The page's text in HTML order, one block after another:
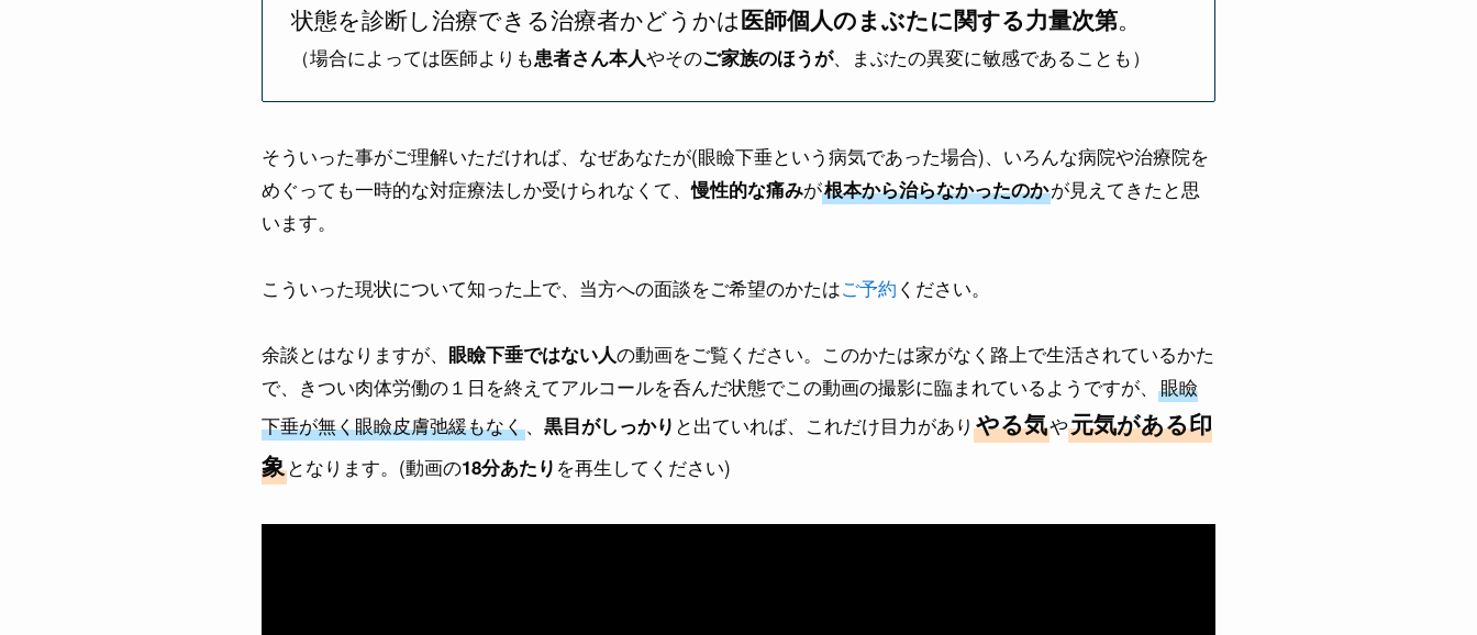
状態を診断し治療できる治療者かどうかは医師個人のまぶたに関する力量次第。
（場合によっては医師よりも患者さん本人やそのご家族のほうが、まぶたの異変に敏感であることも）
そういった事がご理解いただければ、なぜあなたが(眼瞼下垂という病気であった場合)、いろんな病院や治療院を
めぐっても一時的な対症療法しか受けられなくて、慢性的な痛みが根本から治らなかったのかが見えてきたと思
います。
こういった現状について知った上で、当方への面談をご希望のかたはご予約 ください。
余談とはなりますが、 眼瞼下垂ではない人の動画をご覧ください。このかたは家がなく路上で生活されているかた
で、きつい肉体労働の１日を終えてアルコールを呑んだ状態でこの動画の撮影に臨まれているようですが、 眼瞼
下垂が無く眼瞼皮膚弛緩もなく、 黒目がしっかり と出ていれば、これだけ目力があり やる気や元気がある印
象 となります。(動画の18分あたり を再生してください)